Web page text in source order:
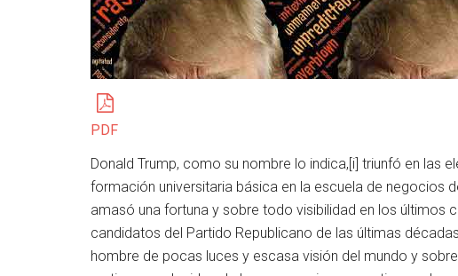
PDF
Donald Trump, como su nombre lo indica,[i] triunfó en las
formación universitaria básica en la escuela de negocios
amasó una fortuna y sobre todo visibilidad en los últimos
candidatos del Partido Republicano de las últimas
hombre de pocas luces y escasa visión del mundo y